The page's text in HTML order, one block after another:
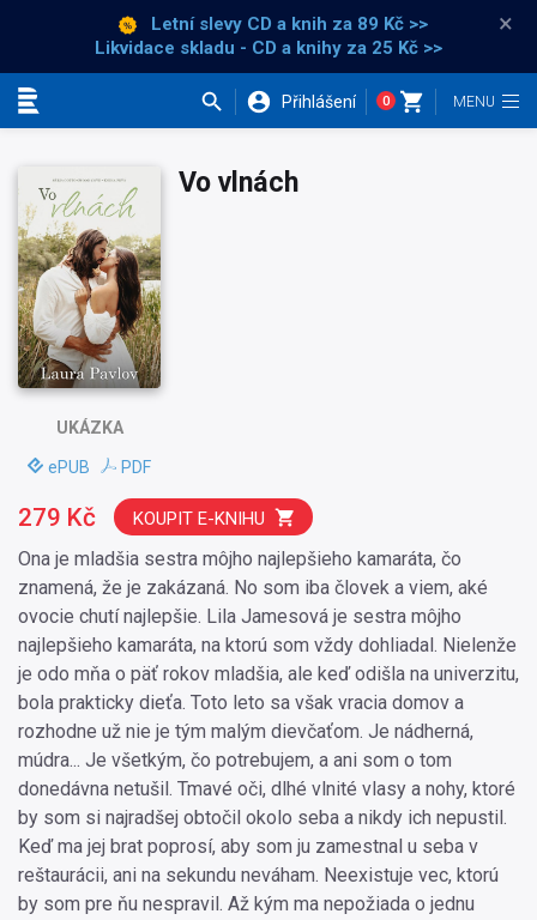
Letní slevy CD a knih za 89 Kč >>
Likvidace skladu - CD a knihy za 25 Kč >>
×
Přihlášení 0
UKÁZKA
ePUB PDF
Vo vlnách
Ona je mladšia sestra môjho najlepšieho kamaráta, čo
znamená, že je zakázaná. No som iba človek a viem, aké
ovocie chutí najlepšie. Lila Jamesová je sestra môjho
najlepšieho kamaráta, na ktorú som vždy dohliadal. Nielenže
je odo mňa o päť rokov mladšia, ale keď odišla na univerzitu,
bola prakticky dieťa. Toto leto sa však vracia domov a
rozhodne už nie je tým malým dievčaťom. Je nádherná,
múdra... Je všetkým, čo potrebujem, a ani som o tom
donedávna netušil. Tmavé oči, dlhé vlnité vlasy a nohy, ktoré
by som si najradšej obtočil okolo seba a nikdy ich nepustil.
Keď ma jej brat poprosí, aby som ju zamestnal u seba v
reštaurácii, ani na sekundu neváham. Neexistuje vec, ktorú
by som pre ňu nespravil. Až kým ma nepožiada o jednu
279 Kč KOUPIT E-KNIHU